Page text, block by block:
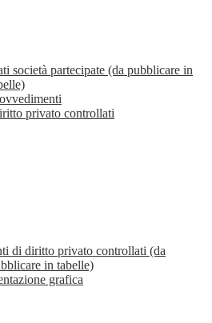
società partecipate (da pubblicare in
privato controllati
di diritto privato controllati (da
in tabelle)
grafica